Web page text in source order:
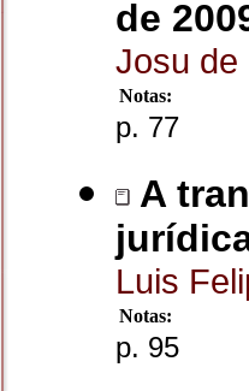
de
Josu de
Notas:
p. 77
A
Luis
Notas:
p. 95